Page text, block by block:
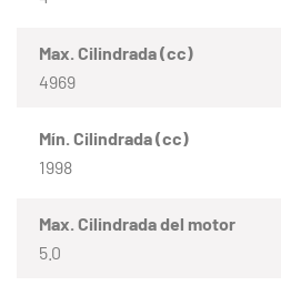
Max. Cilindrada (cc)
4969
Mín. Cilindrada (cc)
1998
Max. Cilindrada del motor
5.0